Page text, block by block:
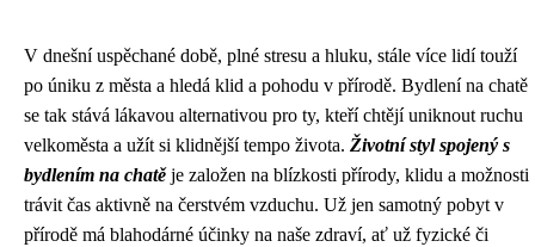
V dnešní uspěchané době, plné stresu a hluku, stále více lidí touží
po úniku z města a hledá klid a pohodu v přírodě. Bydlení na chatě
se tak stává lákavou alternativou pro ty, kteří chtějí uniknout ruchu
velkoměsta a užít si klidnější tempo života. Životní styl spojený s
bydlením na chatěje založen na blízkosti přírody, klidu a možnosti
trávit čas aktivně na čerstvém vzduchu. Už jen samotný pobyt v
přírodě má blahodárné účinky na naše zdraví, ať už fyzické či